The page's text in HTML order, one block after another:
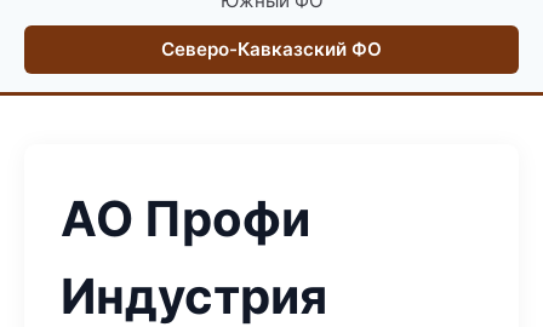
Северо-Кавказский ФО
АО Профи
Индустрия